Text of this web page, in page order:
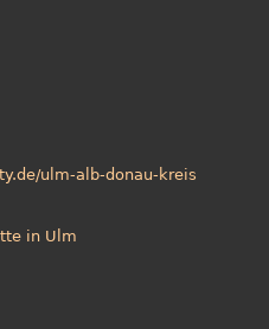
ulm-alb-donau-kreis
in Ulm